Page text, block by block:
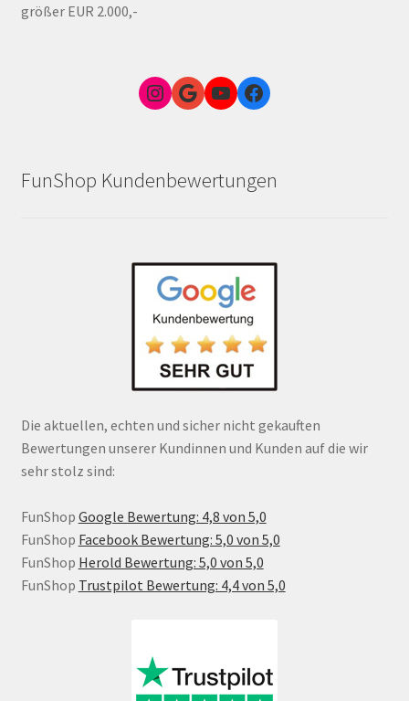
größer EUR 2.000,-
Instagram
Google Link zum FunShop WienYouTubeFacebook
FunShop Kundenbewertungen
Die aktuellen, echten und sicher nicht gekauften
Bewertungen unserer Kundinnen und Kunden auf die wir
sehr stolz sind:
FunShop Google Bewertung: 4,8 von 5,0
FunShop Facebook Bewertung: 5,0 von 5,0
FunShop Herold Bewertung: 5,0 von 5,0
FunShop Trustpilot Bewertung: 4,4 von 5,0